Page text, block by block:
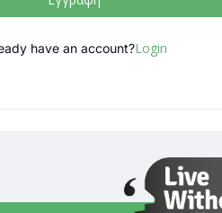
have an account?Login